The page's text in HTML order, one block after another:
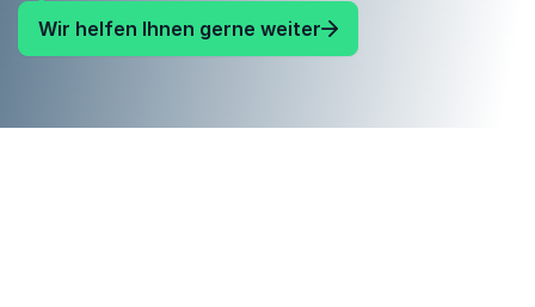
Wir helfen Ihnen gerne weiter